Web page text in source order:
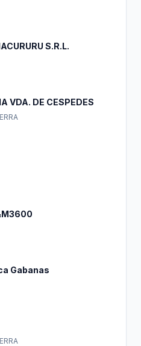
S.R.L.
VDA. DE CESPEDES
Gabanas